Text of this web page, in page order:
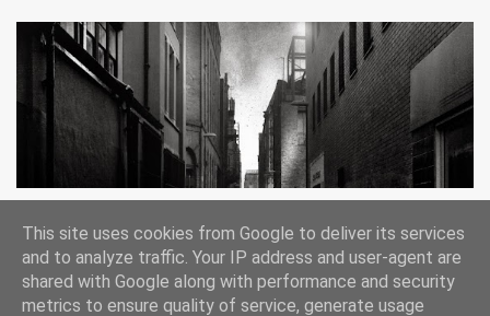
Lee Jeffries
This site uses cookies from Google to deliver its services
and to analyze traffic. Your IP address and user-agent are
shared with Google along with performance and security
metrics to ensure quality of service, generate usage